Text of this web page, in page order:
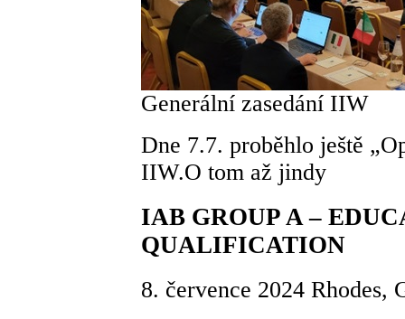
Generální zasedání IIW
Dne 7.7. proběhlo ještě
IIW.O tom až jindy
IAB GROUP A –
QUALIFICATION
8. července 2024 Rhodes,